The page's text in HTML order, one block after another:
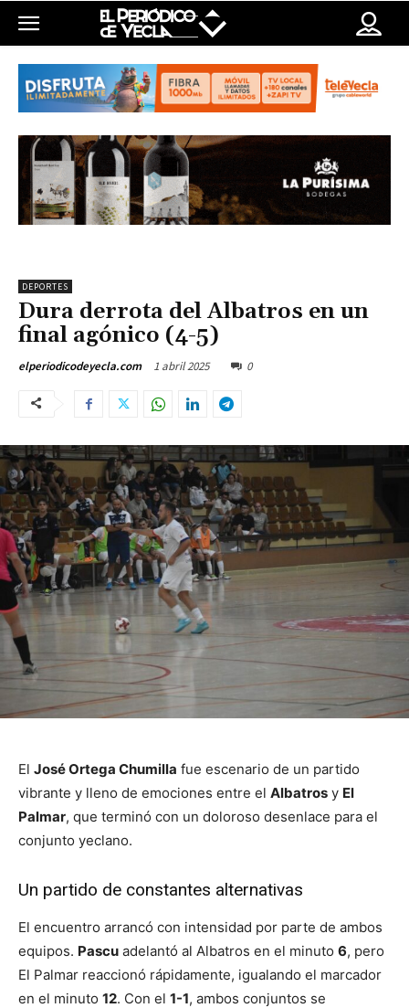
DEPORTES
Dura derrota del Albatros en un
final agónico (4-5)
elperiodicodeyecla.com 1 abril 2025 0
El José Ortega Chumilla fue escenario de un partido
vibrante y lleno de emociones entre el Albatros y El
Palmar, que terminó con un doloroso desenlace para el
conjunto yeclano.
Un partido de constantes alternativas
El encuentro arrancó con intensidad por parte de ambos
equipos. Pascu adelantó al Albatros en el minuto 6, pero
El Palmar reaccionó rápidamente, igualando el marcador
en el minuto 12. Con el 1-1, ambos conjuntos se